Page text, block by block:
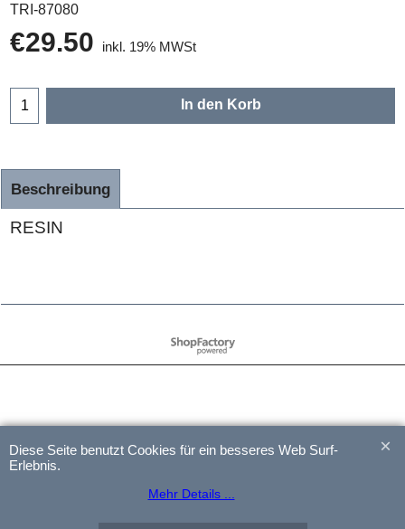
TRI-87080
€29.50 inkl. 19% MWSt
In den Korb
Beschreibung
RESIN
WebShop erstellt mit
ShopFactory Shop
Diese Seite benutzt Cookies für ein besseres Web Surf-
Erlebnis.
Mehr Details ...